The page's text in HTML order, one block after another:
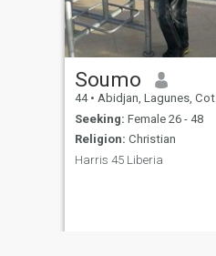
Soumo
44 • Abidjan, Lagunes, Cote d'Ivoire
Seeking: Female 26 - 48
Religion: Christian
Harris 45 Liberia